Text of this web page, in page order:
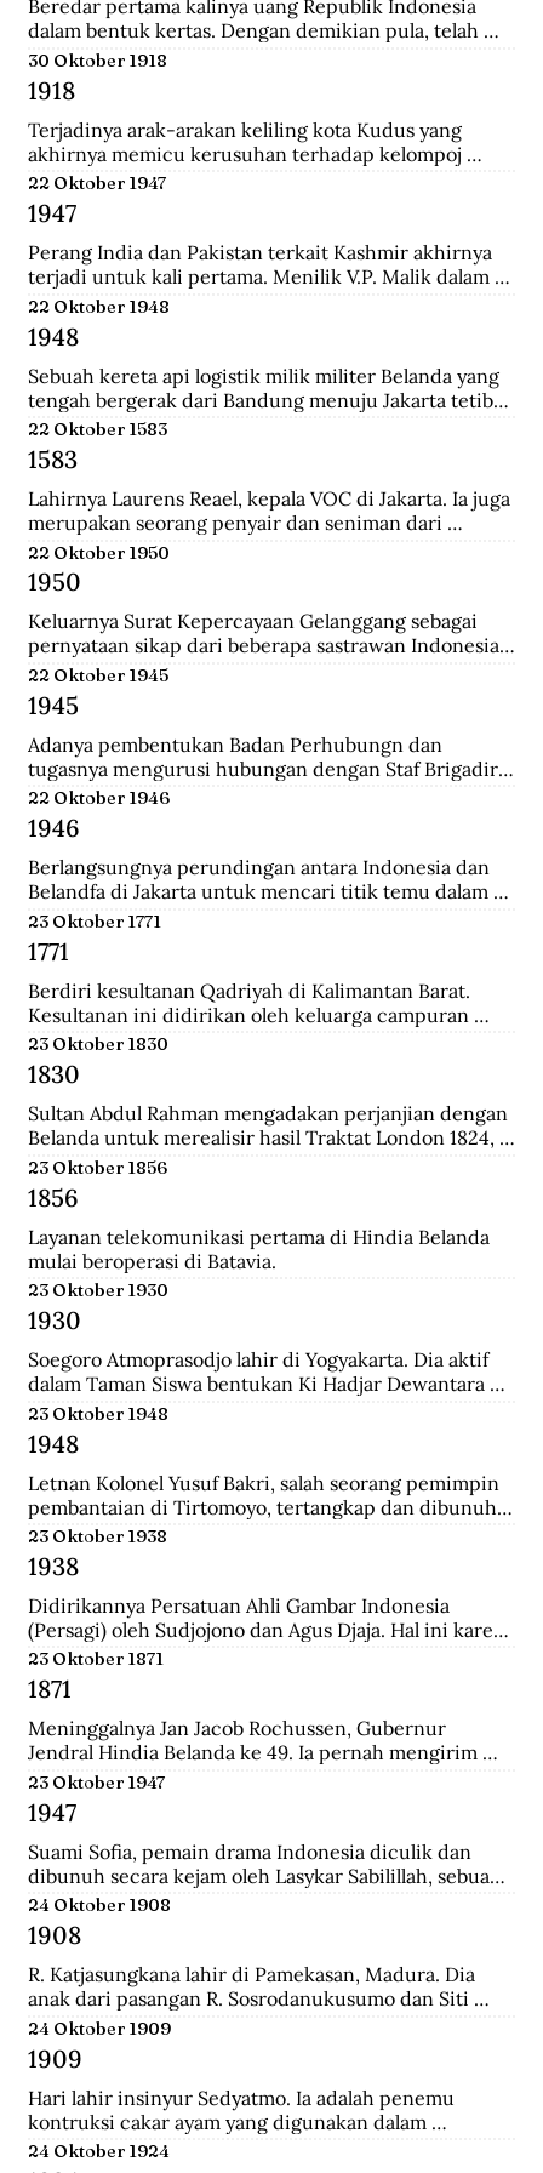
Presiden No.14 Tahun 1967 tentang perayaan
masyarakat Tionghoa.
Beredar pertama kalinya uang Republik Indonesia
dalam bentuk kertas. Dengan demikian pula, telah
diresmikan bahwa uang Jepang dan Javasche Bank
tidak berlaku lagi.
30 Oktober 1918
1918
Terjadinya arak-arakan keliling kota Kudus yang
akhirnya memicu kerusuhan terhadap kelompoj
Tionghoa disana.
22 Oktober 1947
1947
Perang India dan Pakistan terkait Kashmir akhirnya
terjadi untuk kali pertama. Menilik V.P. Malik dalam
Kargil from Surprise to Victory, Perang Indo-Pakistani
I itu membawa korban 1.104 jiwa di pihak India dan
6.000 di pihak Pakistan.
22 Oktober 1948
1948
Sebuah kereta api logistik milik militer Belanda yang
tengah bergerak dari Bandung menuju Jakarta tetiba
terguling di kawasan Bendul. Sejumlah penumpang
tewas seketika dan puluhan lainya mengalami luka-
luka.
22 Oktober 1583
1583
Lahirnya Laurens Reael, kepala VOC di Jakarta. Ia juga
merupakan seorang penyair dan seniman dari
Belanda.
22 Oktober 1950
1950
Keluarnya Surat Kepercayaan Gelanggang sebagai
pernyataan sikap dari beberapa sastrawan Indonesia
yang menginginkan untuk menjaga kebudayaan
Indonesia diantaranya Asrul Sani dan Rivai Apin.
Sehingga revolusi harus mempunyai nilai baru yang
bisa menjadi kebudayaan rayat dengan sifatnya
sendiri.
22 Oktober 1945
1945
Adanya pembentukan Badan Perhubungn dan
tugasnya mengurusi hubungan dengan Staf Brigadir
Jenderal N Mac Donalnd, Komandan Brigade Infanteri
India ke 37 yang menjadi penguasa tertinggi di
Bandung. Melalui badan ini, Inggris meminta
Indonesia sepakat mengumpulkan seluruh
persenjataan untuk diserahakan kepadanya namun
ditolak dengan semangat revolusi.
22 Oktober 1946
1946
Berlangsungnya perundingan antara Indonesia dan
Belandfa di Jakarta untuk mencari titik temu dalam
penyelesaian masalah kedua negara. Namun gagal dan
dilanjutkan pada perundingan Linggarjati di Cirebon.
23 Oktober 1771
1771
Berdiri kesultanan Qadriyah di Kalimantan Barat.
Kesultanan ini didirikan oleh keluarga campuran
antara Arab, Melayu, Bugis dan Dayak. Kehidupan
pemerintahan kesultanan ini hanya berlangsung
relatif singkat, 179 tahun, dan hanya diperintah oleh 8
generasi sultan dan dinasti Al-Qadrie, sejak
kelahirannya 1771 sampai dengan Proklamasi
Kemerdekaan RI 1945. Pendiri kesultanan ini adalah
Syarif Abdurrahman Al-Qadrie, putera Sayyed
Hussein Al-Qadrie, atau Habib Hussein Al-Qadrie.
23 Oktober 1830
1830
Sultan Abdul Rahman mengadakan perjanjian dengan
Belanda untuk merealisir hasil Traktat London 1824,
isinya merupakan pengakuan Sultan bahwa
pemegang kekuasaan tertinggi adalah Pemerintahan
Hindia Belanda.
23 Oktober 1856
1856
Layanan telekomunikasi pertama di Hindia Belanda
mulai beroperasi di Batavia.
23 Oktober 1930
1930
Soegoro Atmoprasodjo lahir di Yogyakarta. Dia aktif
dalam Taman Siswa bentukan Ki Hadjar Dewantara
dan aktivis Partai Indonesia (Partindo). Pada 1935, dia
dibuang ke Digul, Tanah Merah, Papua, dengan
tuduhan terlibat pemberontakan Partai Komunis
Indonesia terhadap Belanda pada 1926/1927 di Jawa
Tengah.
23 Oktober 1948
1948
Letnan Kolonel Yusuf Bakri, salah seorang pemimpin
pembantaian di Tirtomoyo, tertangkap dan dibunuh
di Wonogiri.
23 Oktober 1938
1938
Didirikannya Persatuan Ahli Gambar Indonesia
(Persagi) oleh Sudjojono dan Agus Djaja. Hal ini karena
persatuan seniman Belanda mengadakan pameran
lukisan untuk seniman Indonesia, sehingga seniman
Indonesia juga mau memamerkan karyanya.
23 Oktober 1871
1871
Meninggalnya Jan Jacob Rochussen, Gubernur
Jendral Hindia Belanda ke 49. Ia pernah mengirim
ekspedisi ke Bali, Palembang, Bangka, Sulawesi
Selatan, dan lainnya. Ia juga yang meresmikan
pembukaan tambang batu bara di wilayah Kesultanan
Banjar yang dinamakan Tambang Batu Bara Oranje
Nassau.
23 Oktober 1947
1947
Suami Sofia, pemain drama Indonesia diculik dan
dibunuh secara kejam oleh Lasykar Sabilillah, sebuah
unit bagian dari kelompok DI/TII. Sejak itulah ia
harus berjuang untuk mneghidupi anak-anaknya dan
keluar dari dunia ketenarannya.
24 Oktober 1908
1908
R. Katjasungkana lahir di Pamekasan, Madura. Dia
anak dari pasangan R. Sosrodanukusumo dan Siti
Rusuli. Sosrodanukusumo, wedana di Sampang dan
Bangkalan, merupakan lulusan terbaik Sekolah
Pegawai Pangreh Praja (Mosvia) di Probolinggo,
pendiri Sarikat Islam di Sampang, serta aktivis
koperasi garam rakyat yang berjuang agar harga
garam tak ditentukan sewenang-wenang oleh
24 Oktober 1909
1909
Hari lahir insinyur Sedyatmo. Ia adalah penemu
kontruksi cakar ayam yang digunakan dalam
bangunan-bangunan tinggi. Sedyatmo menyelesaikan
24 Oktober 1924